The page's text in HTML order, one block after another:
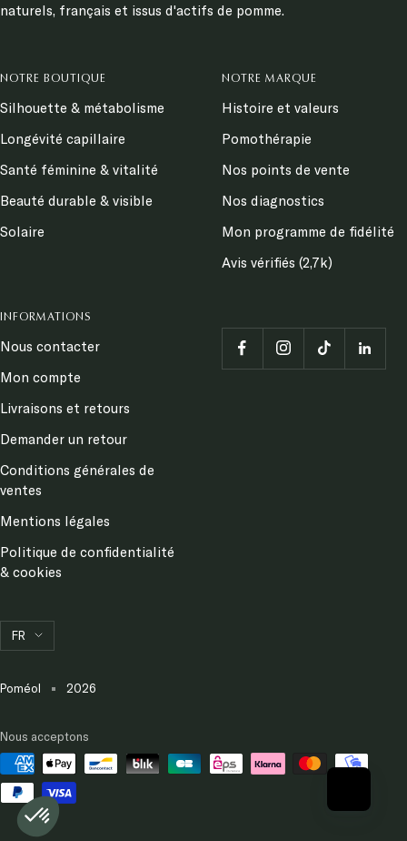
naturels, français et issus d'actifs de pomme.
NOTRE BOUTIQUE
Silhouette & métabolisme
Longévité capillaire
Santé féminine & vitalité
Beauté durable & visible
Solaire
NOTRE MARQUE
Histoire et valeurs
Pomothérapie
Nos points de vente
Nos diagnostics
Mon programme de fidélité
Avis vérifiés (2,7k)
INFORMATIONS
Nous contacter
Mon compte
Livraisons et retours
Demander un retour
Conditions générales de
ventes
Mentions légales
Politique de confidentialité
& cookies
Langue
FR
Poméol 2026
Nous acceptons